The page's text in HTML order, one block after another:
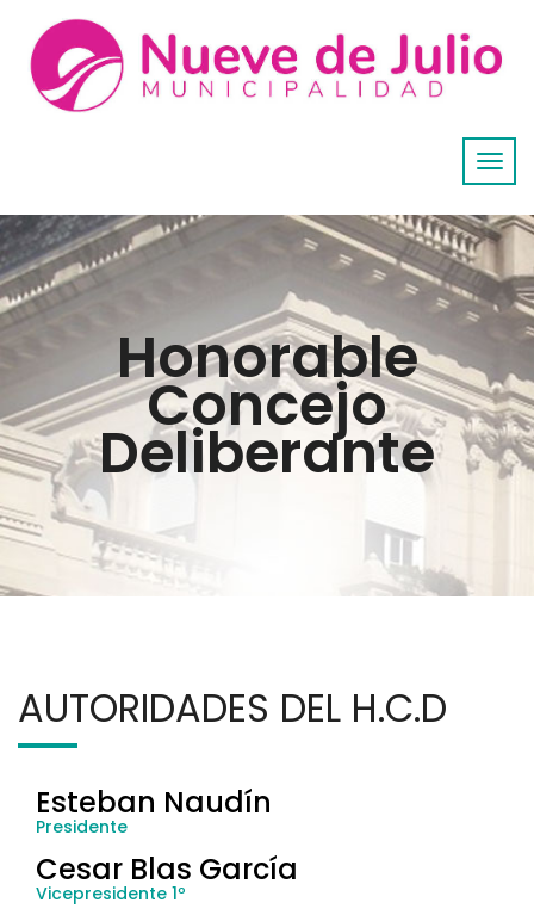
Honorable
Concejo
Deliberante
AUTORIDADES DEL H.C.D
Esteban Naudín
Presidente
Cesar Blas García
Vicepresidente 1º